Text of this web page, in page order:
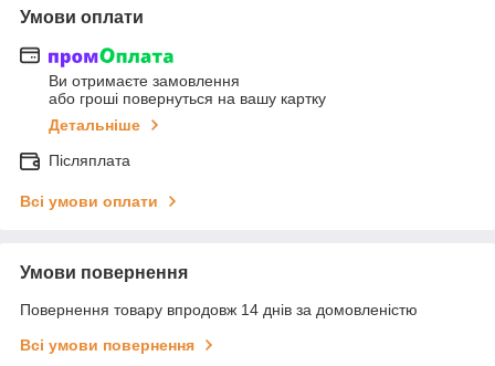
Умови оплати
Ви отримаєте замовлення
або гроші повернуться на вашу картку
Детальніше
Післяплата
Всі умови оплати
Умови повернення
Повернення товару впродовж 14 днів за домовленістю
Всі умови повернення